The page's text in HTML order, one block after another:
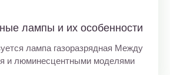
лампы и их особенности
лампа газоразрядная Между
и люминесцентными моделями